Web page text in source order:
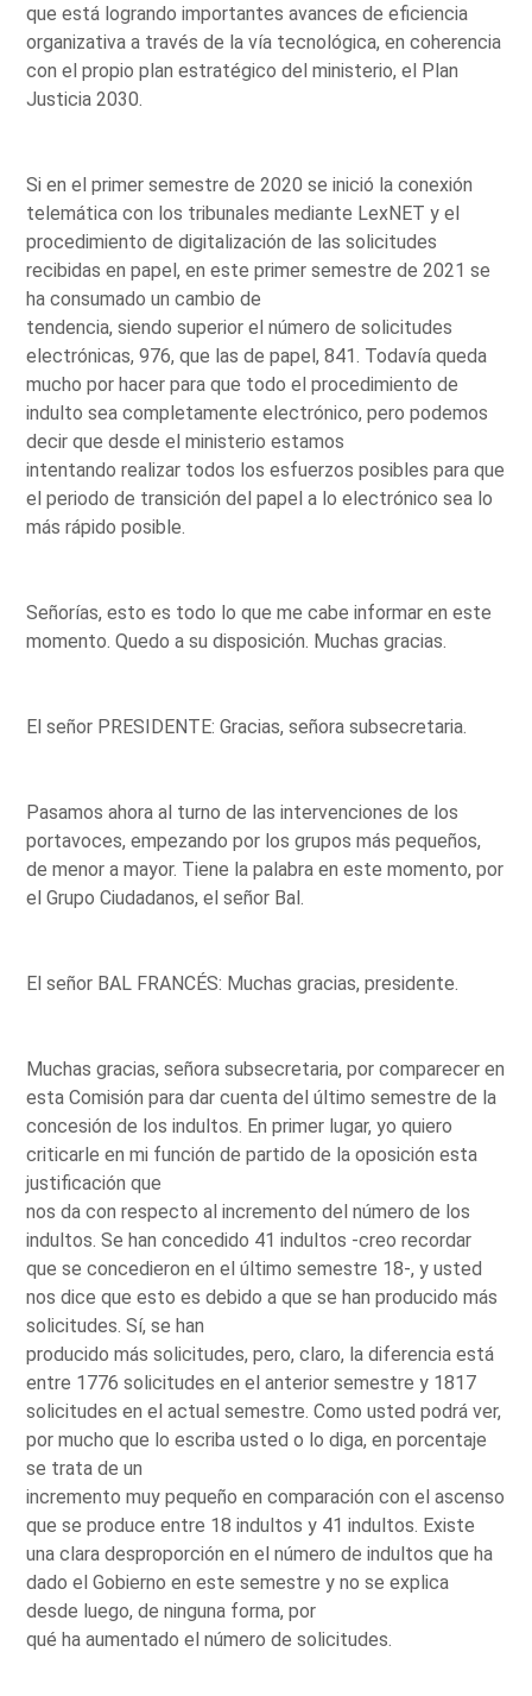
que está logrando importantes avances de eficiencia
organizativa a través de la vía tecnológica, en coherencia
con el propio plan estratégico del ministerio, el Plan
Justicia 2030.
Si en el primer semestre de 2020 se inició la conexión
telemática con los tribunales mediante LexNET y el
procedimiento de digitalización de las solicitudes
recibidas en papel, en este primer semestre de 2021 se
ha consumado un cambio de
tendencia, siendo superior el número de solicitudes
electrónicas, 976, que las de papel, 841. Todavía queda
mucho por hacer para que todo el procedimiento de
indulto sea completamente electrónico, pero podemos
decir que desde el ministerio estamos
intentando realizar todos los esfuerzos posibles para que
el periodo de transición del papel a lo electrónico sea lo
más rápido posible.
Señorías, esto es todo lo que me cabe informar en este
momento. Quedo a su disposición. Muchas gracias.
El señor PRESIDENTE: Gracias, señora subsecretaria.
Pasamos ahora al turno de las intervenciones de los
portavoces, empezando por los grupos más pequeños,
de menor a mayor. Tiene la palabra en este momento, por
el Grupo Ciudadanos, el señor Bal.
El señor BAL FRANCÉS: Muchas gracias, presidente.
Muchas gracias, señora subsecretaria, por comparecer en
esta Comisión para dar cuenta del último semestre de la
concesión de los indultos. En primer lugar, yo quiero
criticarle en mi función de partido de la oposición esta
justificación que
nos da con respecto al incremento del número de los
indultos. Se han concedido 41 indultos -creo recordar
que se concedieron en el último semestre 18-, y usted
nos dice que esto es debido a que se han producido más
solicitudes. Sí, se han
producido más solicitudes, pero, claro, la diferencia está
entre 1776 solicitudes en el anterior semestre y 1817
solicitudes en el actual semestre. Como usted podrá ver,
por mucho que lo escriba usted o lo diga, en porcentaje
se trata de un
incremento muy pequeño en comparación con el ascenso
que se produce entre 18 indultos y 41 indultos. Existe
una clara desproporción en el número de indultos que ha
dado el Gobierno en este semestre y no se explica
desde luego, de ninguna forma, por
qué ha aumentado el número de solicitudes.